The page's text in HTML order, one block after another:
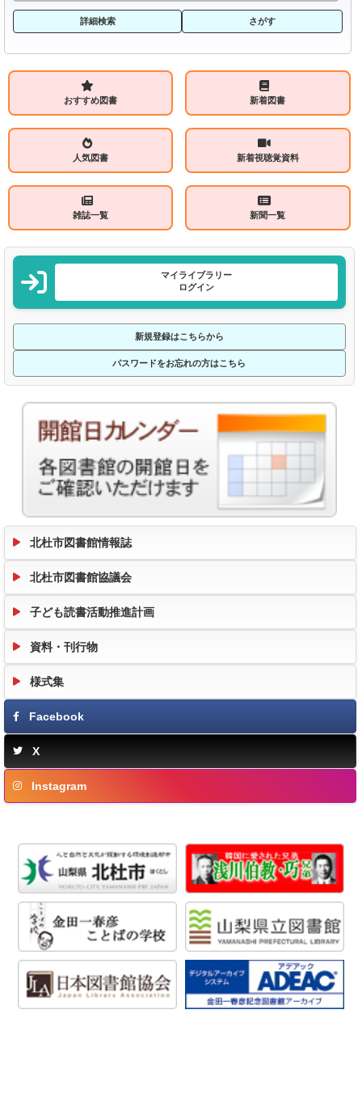
詳細検索 さがす
おすすめ図書 新着図書
人気図書 新着視聴覚資料
雑誌一覧 新聞一覧
マイライブラリー
ログイン
新規登録はこちらから
パスワードをお忘れの方はこちら
北杜市図書館情報誌
北杜市図書館協議会
子ども読書活動推進計画
資料・刊行物
様式集
Facebook
X
Instagram